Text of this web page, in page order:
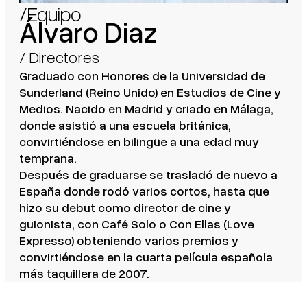
/Equipo
Álvaro Diaz
/ Directores
Graduado con Honores de la Universidad de
Sunderland (Reino Unido) en Estudios de Cine y
Medios. Nacido en Madrid y criado en Málaga,
donde asistió a una escuela británica,
convirtiéndose en bilingüe a una edad muy
temprana.
Después de graduarse se trasladó de nuevo a
España donde rodó varios cortos, hasta que
hizo su debut como director de cine y
guionista, con Café Solo o Con Ellas (Love
Expresso) obteniendo varios premios y
convirtiéndose en la cuarta película española
más taquillera de 2007.